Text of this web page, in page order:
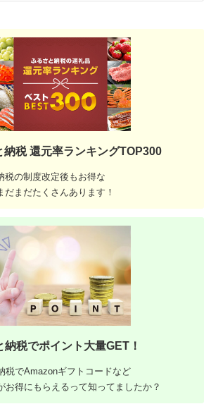
納税 還元率ランキングTOP300
税の制度改定後もお得な
だまだたくさんあります！
納税でポイント大量GET！
税でAmazonギフトコードなど
お得にもらえるって知ってましたか？